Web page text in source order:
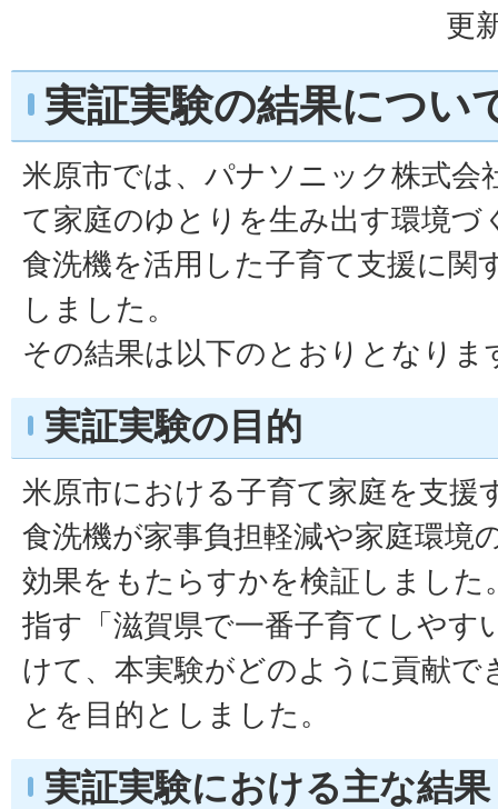
更
実証実験の結果につい
米原市では、パナソニック株式会
て家庭のゆとりを生み出す環境づ
食洗機を活用した子育て支援に関
しました。
その結果は以下のとおりとなりま
実証実験の目的
米原市における子育て家庭を支援
食洗機が家事負担軽減や家庭環境
効果をもたらすかを検証しました
指す「滋賀県で一番子育てしやす
けて、本実験がどのように貢献で
とを目的としました。
実証実験における主な結果